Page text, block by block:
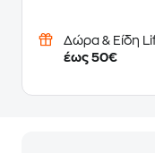
Δώρα & Είδη
έως 50€